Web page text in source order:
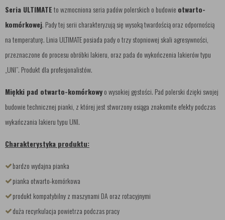
Seria ULTIMATEto wzmocniona seria padów polerskich o budowie otwarto-
komórkowej. Pady tej serii charakteryzują się wysoką twardością oraz odpornością
na temperaturę. Linia ULTIMATE posiada pady o trzy stopniowej skali agresywności,
przeznaczone do procesu obróbki lakieru, oraz pada do wykończenia lakierów typu
„UNI”. Produkt dla profesjonalistów.
Miękki pad otwarto-komórkowyo wysokiej gęstości. Pad polerski dzięki swojej
budowie technicznej pianki, z której jest stworzony osiąga znakomite efekty podczas
wykańczania lakieru typu UNI.
Charakterystyka produktu:
bardzo wydajna pianka
pianka otwarto-komórkowa
produkt kompatybilny z maszynami DA oraz rotacyjnymi
duża recyrkulacja powietrza podczas pracy